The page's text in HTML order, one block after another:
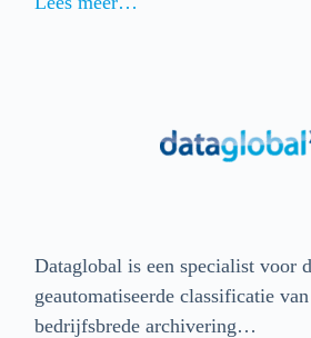
Dataglobal is een specialist voor
geautomatiseerde classificatie
bedrijfsbrede archivering…